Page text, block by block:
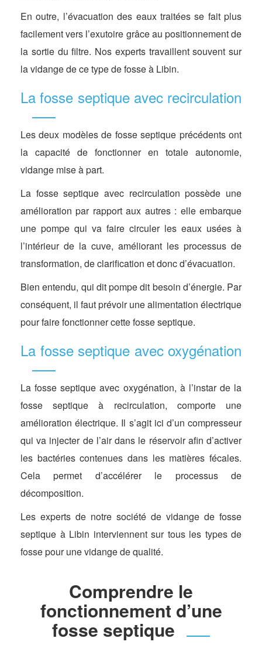
En outre, l’évacuation des eaux traitées se fait plus
facilement vers l’exutoire grâce au positionnement de
la sortie du filtre. Nos experts travaillent souvent sur
la vidange de ce type de fosse à Libin.
La fosse septique avec recirculation
Les deux modèles de fosse septique précédents ont
la capacité de fonctionner en totale autonomie,
vidange mise à part.
La fosse septique avec recirculation possède une
amélioration par rapport aux autres : elle embarque
une pompe qui va faire circuler les eaux usées à
l’intérieur de la cuve, améliorant les processus de
transformation, de clarification et donc d’évacuation.
Bien entendu, qui dit pompe dit besoin d’énergie. Par
conséquent, il faut prévoir une alimentation électrique
pour faire fonctionner cette fosse septique.
La fosse septique avec oxygénation
La fosse septique avec oxygénation, à l’instar de la
fosse septique à recirculation, comporte une
amélioration électrique. Il s’agit ici d’un compresseur
qui va injecter de l’air dans le réservoir afin d’activer
les bactéries contenues dans les matières fécales.
Cela permet d’accélérer le processus de
décomposition.
Les experts de notre société de vidange de fosse
septique à Libin interviennent sur tous les types de
fosse pour une vidange de qualité.
Comprendre le
fonctionnement d’une
fosse septique